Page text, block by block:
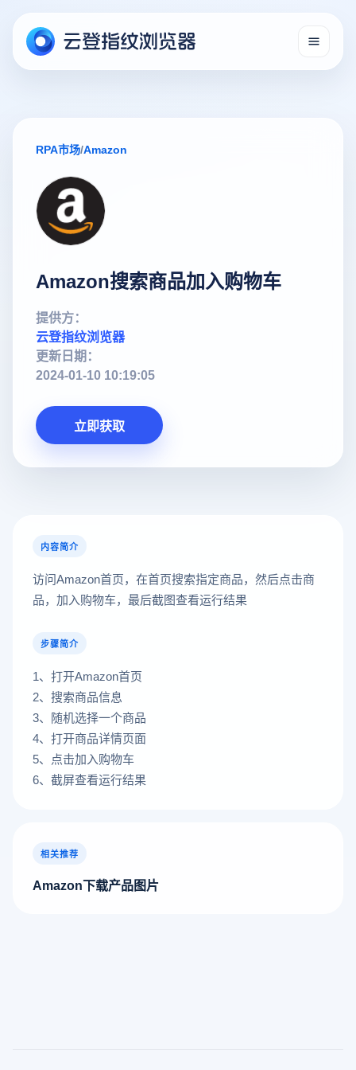
RPA市场/Amazon
Amazon搜索商品加入购物车
提供方：
云登指纹浏览器
更新日期：
2024-01-10 10:19:05
立即获取
内容简介
访问Amazon首页，在首页搜索指定商品，然后点击商
品，加入购物车，最后截图查看运行结果
步骤简介
1、打开Amazon首页
2、搜索商品信息
3、随机选择一个商品
4、打开商品详情页面
5、点击加入购物车
6、截屏查看运行结果
相关推荐
Amazon下载产品图片